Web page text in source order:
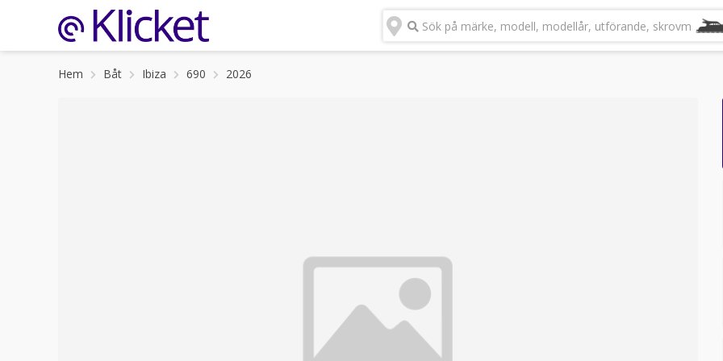
Sök på märke, modell, modellår, utförande, skrovmaterial
Hem Båt Ibiza 690 2026